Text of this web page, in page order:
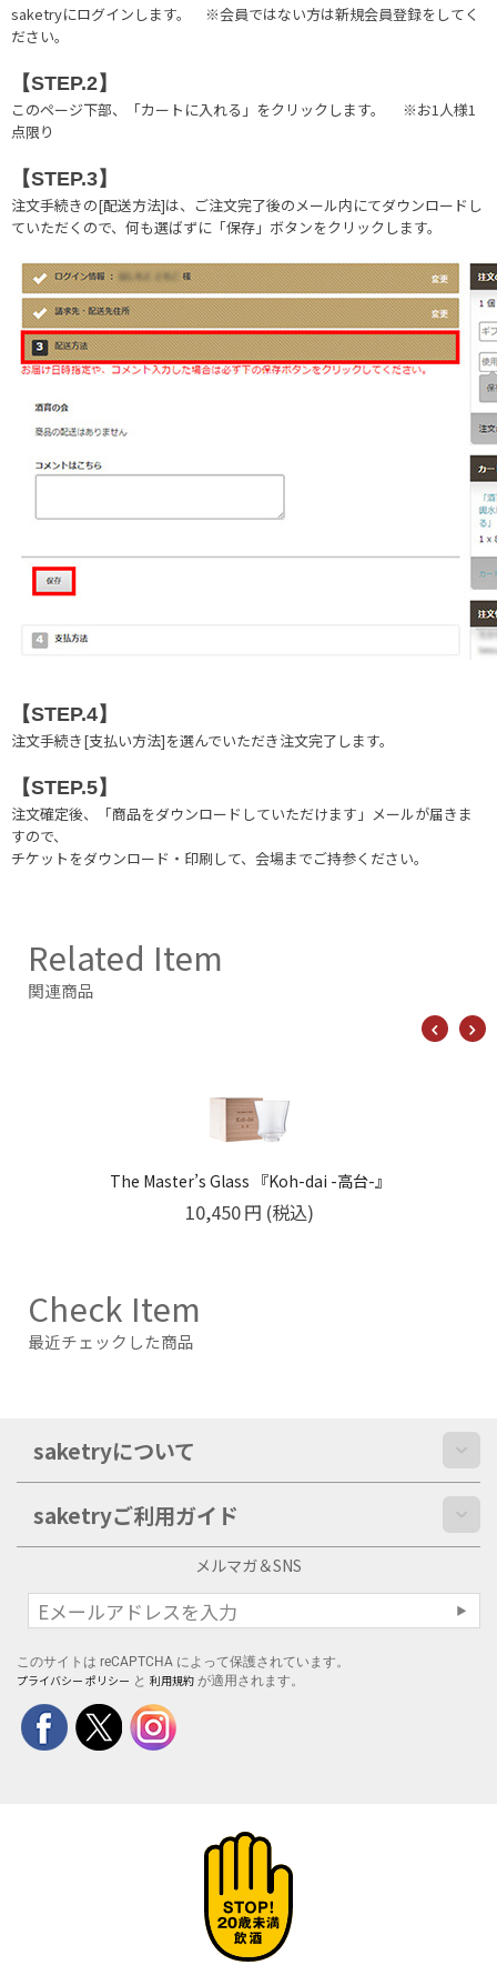
saketryにログインします。
※会員ではない方は新規会員登録をしてく
ださい。
【STEP.2】
このページ下部、「カートに入れる」をクリックします。
※お1人様1
点限り
【STEP.3】
注文手続きの[配送方法]は、ご注文完了後のメール内にてダウンロードし
ていただくので、何も選ばずに「保存」ボタンをクリックします。
【STEP.4】
注文手続き[支払い方法]を選んでいただき注文完了します。
【STEP.5】
注文確定後、「商品をダウンロードしていただけます」メールが届きま
すので、
チケットをダウンロード・印刷して、会場までご持参ください。
Related Item
関連商品
The Master’s Glass 『Koh-dai -高台-』
10,450円 (税込)
Check Item
最近チェックした商品
saketryについて
saketryご利用ガイド
メルマガ＆SNS
このサイトは reCAPTCHA によって保護されています。
プライバシー ポリシー と 利用規約 が適用されます。